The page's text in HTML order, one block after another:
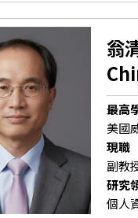
翁
最高
美國
現職
副教
研究
個人